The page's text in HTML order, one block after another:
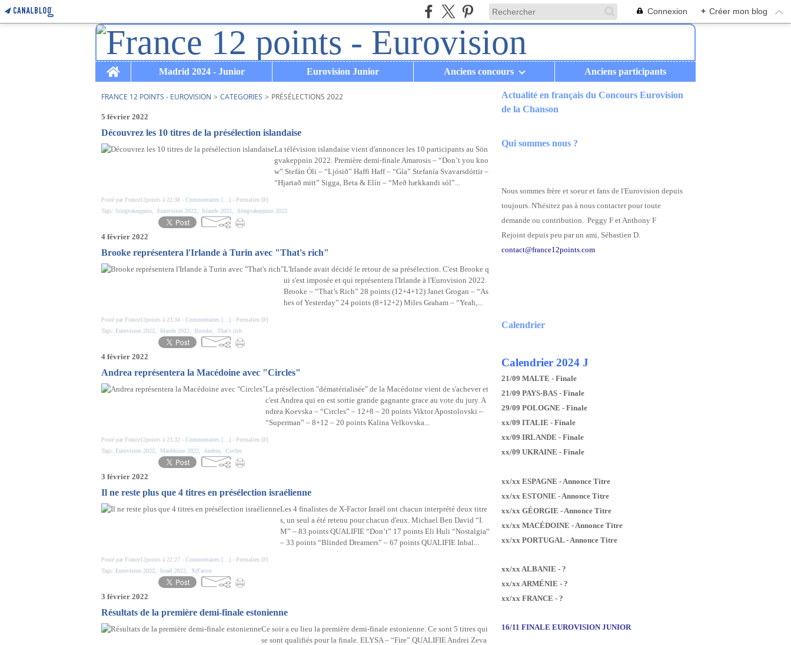
Connexion + Créer mon blog
Home
Madrid 2024 - Junior Eurovision Junior Anciens concours Anciens participants
FRANCE 12 POINTS - EUROVISION > CATEGORIES > PRÉSÉLECTIONS 2022
5 février 2022
Découvrez les 10 titres de la présélection islandaise
La télévision islandaise vient d'annoncer les 10 participants au Sön
gvakeppnin 2022. Première demi-finale Amarosis – “Don’t you kno
w” Stefán Óli – “Ljósið” Haffi Haff – “Gía” Stefanía Svavarsdóttir –
“Hjartað mitt” Sigga, Beta & Elín – “Með hækkandi sól”...
Posté par France12points à 22:38 - Commentaires [ ] - Permalien [#]
Tags: Söngvakeppnin Eurovision 2022 Islande 2022 Söngvakeppnin 2022
4 février 2022
Brooke représentera l'Irlande à Turin avec "That's rich"
L'Irlande avait décidé le retour de sa présélection. C'est Brooke q
ui s'est imposée et qui représentera l'Irlande à l'Eurovision 2022.
Brooke – “That’s Rich” 28 points (12+4+12) Janet Grogan – “As
hes of Yesterday” 24 points (8+12+2) Miles Graham – “Yeah,...
Posté par France12points à 23:34 - Commentaires [ ] - Permalien [#]
Tags: Eurovision 2022 Irlande 2022 Brooke That's rich
4 février 2022
Andrea représentera la Macédoine avec "Circles"
La présélection "dématérialisée" de la Macédoine vient de s'achever et
c'est Andrea qui en est sortie grande gagnante grace au vote du jury. A
ndrea Koevska – “Circles” – 12+8 – 20 points Viktor Apostolovski –
“Superman” – 8+12 – 20 points Kalina Velkovska...
Posté par France12points à 23:32 - Commentaires [ ] - Permalien [#]
Tags: Eurovision 2022 Macédoine 2022 Andrea Circles
3 février 2022
Il ne reste plus que 4 titres en présélection israélienne
Les 4 finalistes de X-Factor Israël ont chacun interprété deux titre
s, un seul a été retenu pour chacun d'eux. Michael Ben David “I.
M” – 83 points QUALIFIE “Don’t” 17 points Eli Huli “Nostalgia“
– 33 points “Blinded Dreamers” – 67 points QUALIFIE Inbal...
Posté par France12points à 22:27 - Commentaires [ ] - Permalien [#]
Tags: Eurovision 2022 Israël 2022 X(Factor
3 février 2022
Résultats de la première demi-finale estonienne
Ce soir a eu lieu la première demi-finale estonienne. Ce sont 5 titres qui
se sont qualifiés pour la finale. ELYSA – “Fire” QUALIFIE Andrei Zeva
Actualité en français du Concours Eurovision
de la Chanson
Qui sommes nous ?
Nous sommes frère et soeur et fans de l'Eurovision depuis
toujours. N'hésitez pas à nous contacter pour toute
demande ou contribution. Peggy F et Anthony F
Rejoint depuis peu par un ami, Sébastien D.
contact@france12points.com
Calendrier
Calendrier 2024 J
21/09 MALTE - Finale
21/09 PAYS-BAS - Finale
29/09 POLOGNE - Finale
xx/09 ITALIE - Finale
xx/09 IRLANDE - Finale
xx/09 UKRAINE - Finale
xx/xx ESPAGNE - Annonce Titre
xx/xx ESTONIE - Annonce Titre
xx/xx GÉORGIE - Annonce Titre
xx/xx MACÉDOINE - Annonce Titre
xx/xx PORTUGAL - Annonce Titre
xx/xx ALBANIE - ?
xx/xx ARMÉNIE - ?
xx/xx FRANCE - ?
16/11 FINALE EUROVISION JUNIOR